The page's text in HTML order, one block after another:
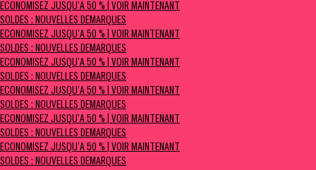
ÉCONOMISEZ JUSQU’À 50 % | VOIR MAINTENANT
SOLDES : NOUVELLES DÉMARQUES
ÉCONOMISEZ JUSQU’À 50 % | VOIR MAINTENANT
SOLDES : NOUVELLES DÉMARQUES
ÉCONOMISEZ JUSQU’À 50 % | VOIR MAINTENANT
SOLDES : NOUVELLES DÉMARQUES
ÉCONOMISEZ JUSQU’À 50 % | VOIR MAINTENANT
SOLDES : NOUVELLES DÉMARQUES
ÉCONOMISEZ JUSQU’À 50 % | VOIR MAINTENANT
SOLDES : NOUVELLES DÉMARQUES
ÉCONOMISEZ JUSQU’À 50 % | VOIR MAINTENANT
SOLDES : NOUVELLES DÉMARQUES